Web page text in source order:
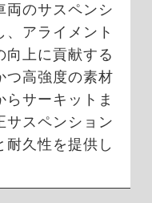
両のサスペンシ
、アライメント
向上に貢献する
つ高強度の素材
サーキットま
サスペンション
耐久性を提供し